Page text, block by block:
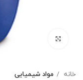
بزرگنمایی تصویر
خانه مواد شیمیایی